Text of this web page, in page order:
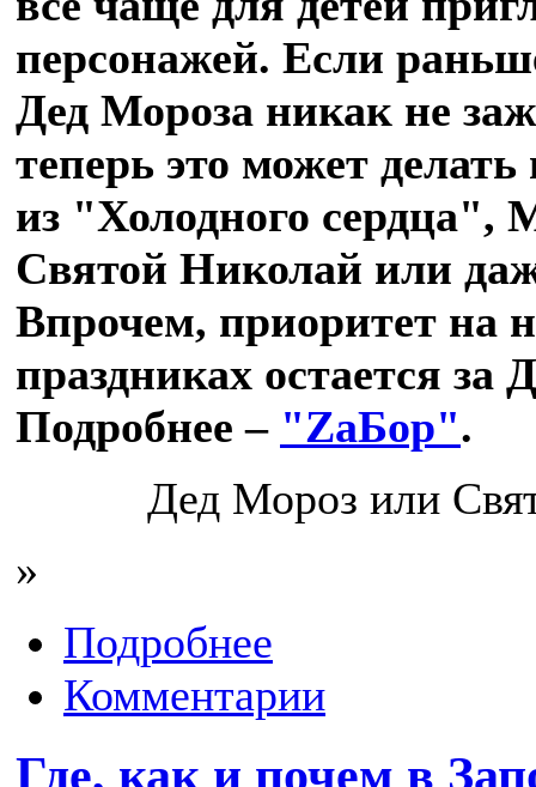
персонажей. Если
Дед Мороза никак не
теперь это может
из "Холодного
Святой Николай или
Впрочем, приоритет на
праздниках остается
Подробнее – "ZаБор".
Дед Мороз или
»
Подробнее
Комментарии
Где, как и почем в